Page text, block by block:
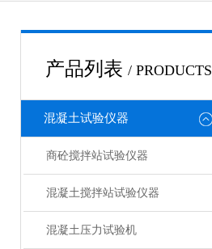
产品列表 / PRODUCTS
混凝土试验仪器
商砼搅拌站试验仪器
混凝土搅拌站试验仪器
混凝土压力试验机